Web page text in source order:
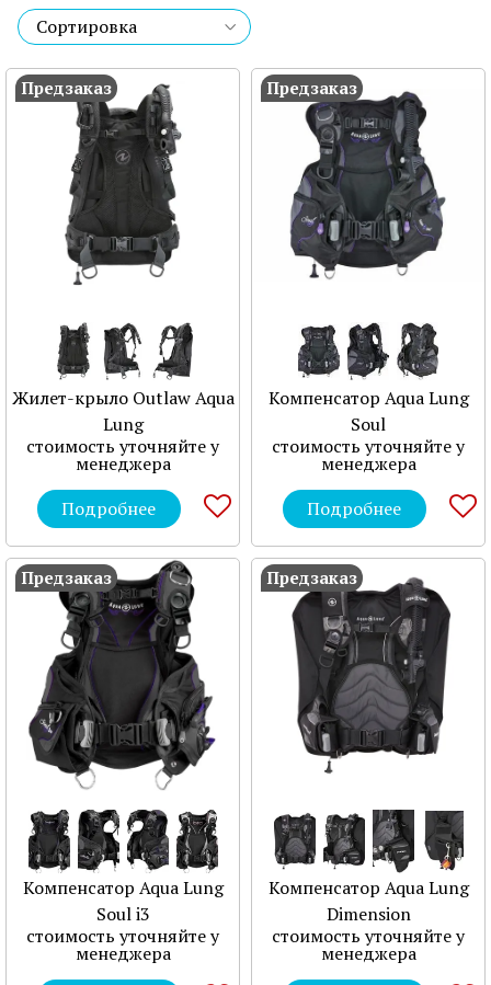
Предзаказ
Жилет-крыло Outlaw Aqua
Lung
стоимость уточняйте у
менеджера
Подробнее
Предзаказ
Компенсатор Aqua Lung
Soul
стоимость уточняйте у
менеджера
Подробнее
Предзаказ
Компенсатор Aqua Lung
Soul i3
стоимость уточняйте у
менеджера
Предзаказ
Компенсатор Aqua Lung
Dimension
стоимость уточняйте у
менеджера